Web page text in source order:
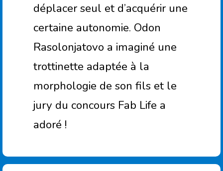
déplacer seul et d’acquérir une
certaine autonomie. Odon
Rasolonjatovo a imaginé une
trottinette adaptée à la
morphologie de son fils et le
jury du concours Fab Life a
adoré !